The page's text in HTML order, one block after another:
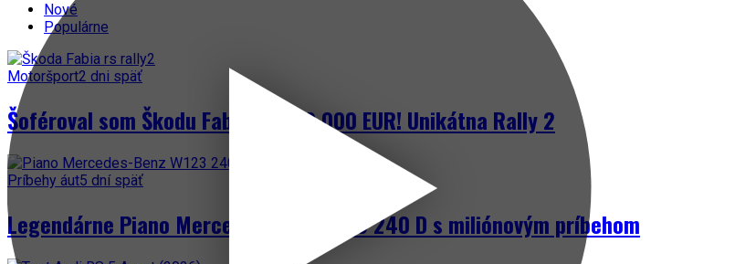
Nové
Populárne
Motoršport2 dni späť
Šoféroval som Škodu Fabia za 300 000 EUR! Unikátna Rally 2
Príbehy áut5 dní späť
Legendárne Piano Mercedes-Benz W123 240 D s miliónovým príbehom